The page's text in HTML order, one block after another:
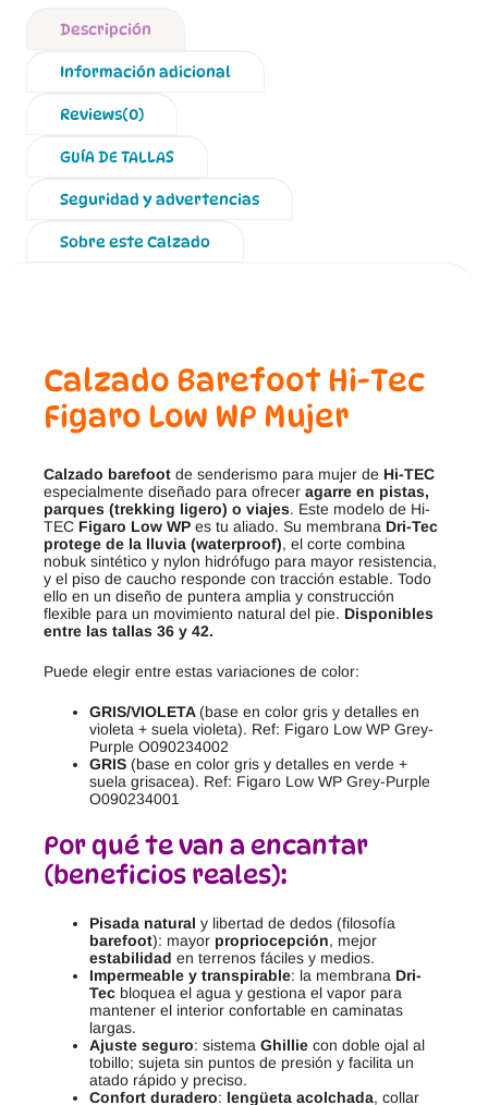
Descripción
Información adicional
Reviews(0)
GUÍA DE TALLAS
Seguridad y advertencias
Sobre este Calzado
Calzado Barefoot Hi-Tec
Figaro Low WP Mujer
Calzado barefoot de senderismo para mujer de Hi-TEC
especialmente diseñado para ofrecer agarre en pistas,
parques (trekking ligero) o viajes. Este modelo de Hi-
TEC Figaro Low WP es tu aliado. Su membrana Dri-Tec
protege de la lluvia (waterproof), el corte combina
nobuk sintético y nylon hidrófugo para mayor resistencia,
y el piso de caucho responde con tracción estable. Todo
ello en un diseño de puntera amplia y construcción
flexible para un movimiento natural del pie. Disponibles
entre las tallas 36 y 42.
Puede elegir entre estas variaciones de color:
GRIS/VIOLETA(base en color gris y detalles en
violeta + suela violeta). Ref: Figaro Low WP Grey-
Purple O090234002
GRIS (base en color gris y detalles en verde +
suela grisacea). Ref: Figaro Low WP Grey-Purple
O090234001
Por qué te van a encantar
(beneficios reales):
Pisada natural y libertad de dedos (filosofía
barefoot): mayor propriocepción, mejor
estabilidad en terrenos fáciles y medios.
Impermeable y transpirable: la membrana Dri-
Tec bloquea el agua y gestiona el vapor para
mantener el interior confortable en caminatas
largas.
Ajuste seguro: sistema Ghillie con doble ojal al
tobillo; sujeta sin puntos de presión y facilita un
atado rápido y preciso.
Confort duradero: lengüeta acolchada, collar